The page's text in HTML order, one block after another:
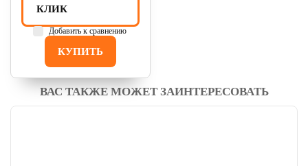
КУПИТЬ
КЛИК
Добавить к сравнению
ВАС ТАКЖЕ МОЖЕТ ЗАИНТЕРЕСОВАТЬ